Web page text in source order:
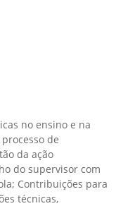
no ensino e na
de
da ação
do supervisor com
Contribuições para
técnicas,